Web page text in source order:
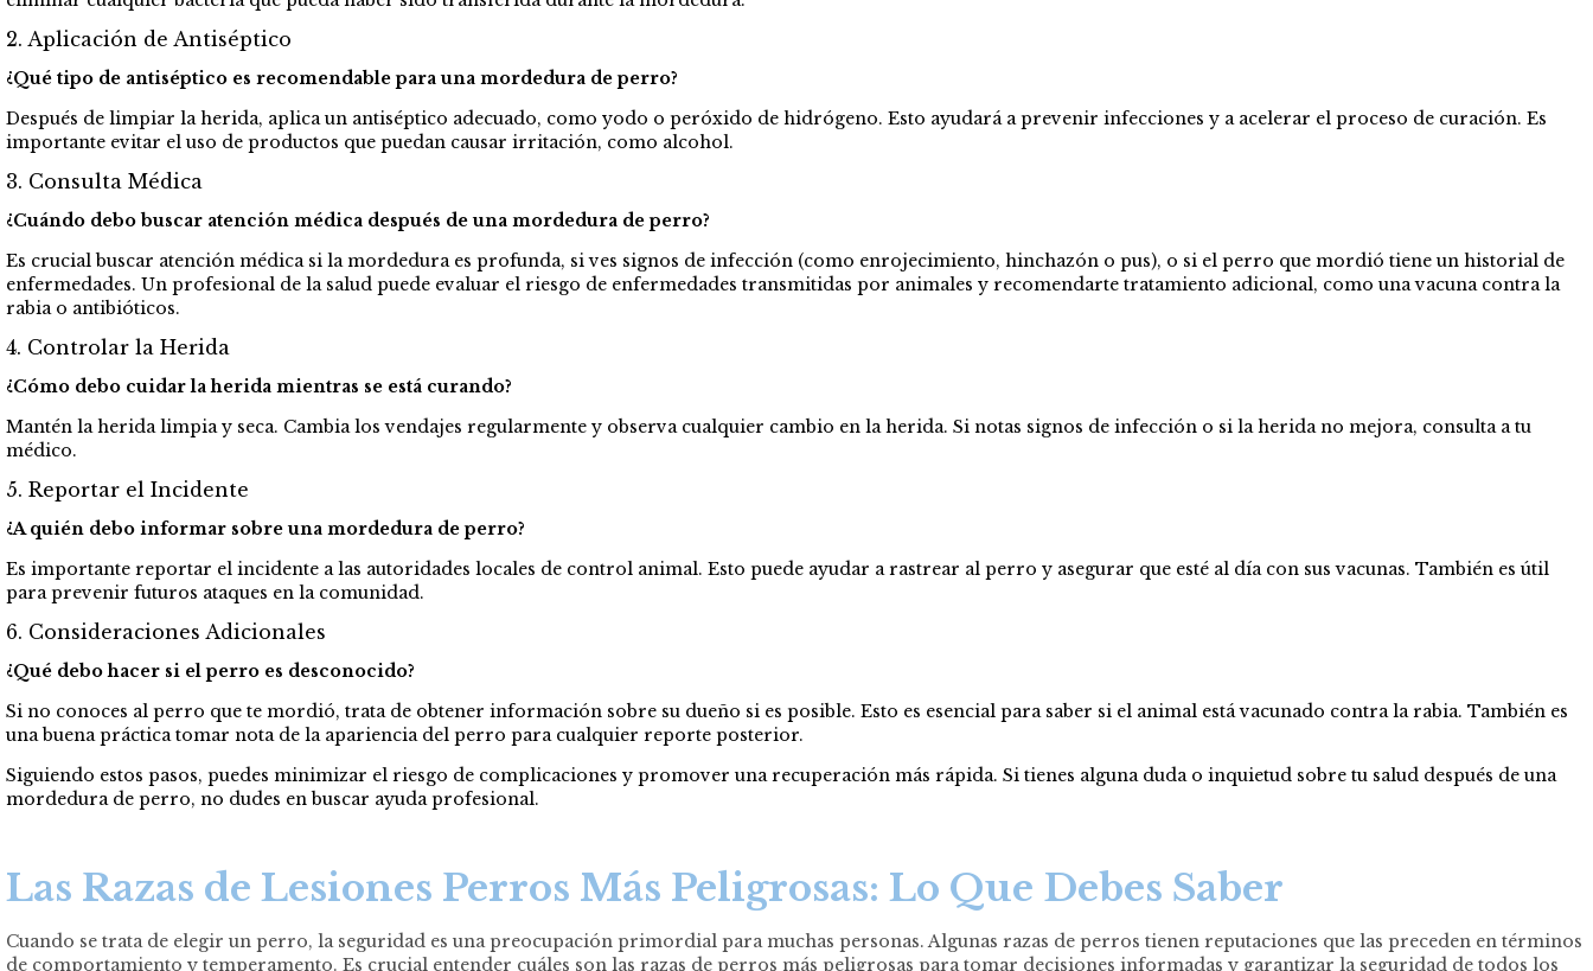
2. Aplicación de Antiséptico
¿Qué tipo de antiséptico es recomendable para una mordedura de perro?
Después de limpiar la herida, aplica un antiséptico adecuado, como yodo o peróxido de hidrógeno. Esto ayudará a prevenir infecciones y a acelerar el proceso de curación. Es
importante evitar el uso de productos que puedan causar irritación, como alcohol.
3. Consulta Médica
¿Cuándo debo buscar atención médica después de una mordedura de perro?
Es crucial buscar atención médica si la mordedura es profunda, si ves signos de infección (como enrojecimiento, hinchazón o pus), o si el perro que mordió tiene un historial de
enfermedades. Un profesional de la salud puede evaluar el riesgo de enfermedades transmitidas por animales y recomendarte tratamiento adicional, como una vacuna contra la
rabia o antibióticos.
4. Controlar la Herida
¿Cómo debo cuidar la herida mientras se está curando?
Mantén la herida limpia y seca. Cambia los vendajes regularmente y observa cualquier cambio en la herida. Si notas signos de infección o si la herida no mejora, consulta a tu
médico.
5. Reportar el Incidente
¿A quién debo informar sobre una mordedura de perro?
Es importante reportar el incidente a las autoridades locales de control animal. Esto puede ayudar a rastrear al perro y asegurar que esté al día con sus vacunas. También es útil
para prevenir futuros ataques en la comunidad.
6. Consideraciones Adicionales
¿Qué debo hacer si el perro es desconocido?
Si no conoces al perro que te mordió, trata de obtener información sobre su dueño si es posible. Esto es esencial para saber si el animal está vacunado contra la rabia. También es
una buena práctica tomar nota de la apariencia del perro para cualquier reporte posterior.
Siguiendo estos pasos, puedes minimizar el riesgo de complicaciones y promover una recuperación más rápida. Si tienes alguna duda o inquietud sobre tu salud después de una
mordedura de perro, no dudes en buscar ayuda profesional.
Las Razas de Lesiones Perros Más Peligrosas: Lo Que Debes Saber
Cuando se trata de elegir un perro, la seguridad es una preocupación primordial para muchas personas. Algunas razas de perros tienen reputaciones que las preceden en términos
de comportamiento y temperamento. Es crucial entender cuáles son las razas de perros más peligrosas para tomar decisiones informadas y garantizar la seguridad de todos los